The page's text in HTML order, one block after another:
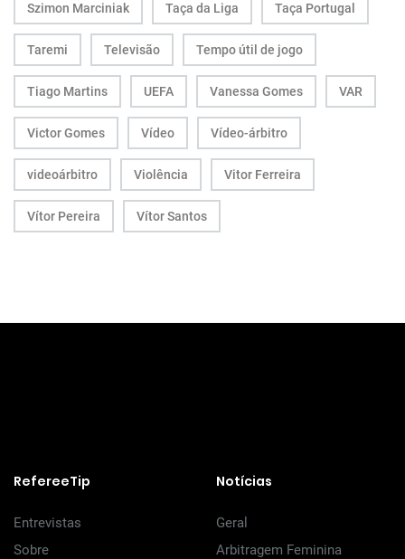
Szimon Marciniak Taça da Liga Taça Portugal
Taremi Televisão Tempo útil de jogo
Tiago Martins UEFA Vanessa Gomes VAR
Victor Gomes Vídeo Vídeo-árbitro
videoárbitro Violência Vitor Ferreira
Vítor Pereira Vítor Santos
RefereeTip
Entrevistas
Sobre
Notícias
Geral
Arbitragem Feminina